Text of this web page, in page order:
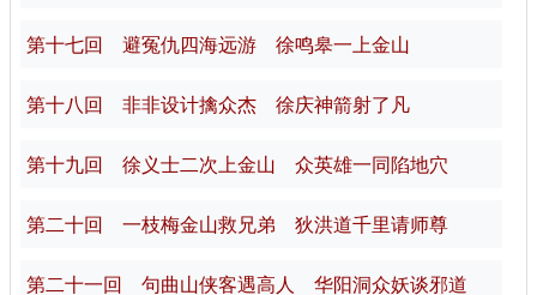
第十七回 避冤仇四海远游 徐鸣皋一上金山
第十八回 非非设计擒众杰 徐庆神箭射了凡
第十九回 徐义士二次上金山 众英雄一同陷地穴
第二十回 一枝梅金山救兄弟 狄洪道千里请师尊
第二十一回 句曲山侠客遇高人 华阳洞众妖谈邪道